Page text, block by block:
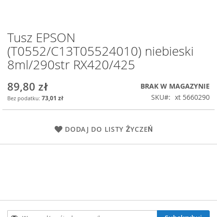
Przejdź
na
początek
galerii
Tusz EPSON
(T0552/C13T05524010) niebieski
8ml/290str RX420/425
89,80 zł
73,01 zł
BRAK W MAGAZYNIE
SKU
xt 5660290
DODAJ DO LISTY ŻYCZEŃ
Subskrybuj